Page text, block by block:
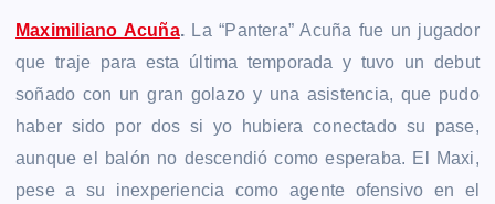
Maximiliano Acuña. La “Pantera” Acuña fue un jugador
que traje para esta última temporada y tuvo un debut
soñado con un gran golazo y una asistencia, que pudo
haber sido por dos si yo hubiera conectado su pase,
aunque el balón no descendió como esperaba. El Maxi,
pese a su inexperiencia como agente ofensivo en el